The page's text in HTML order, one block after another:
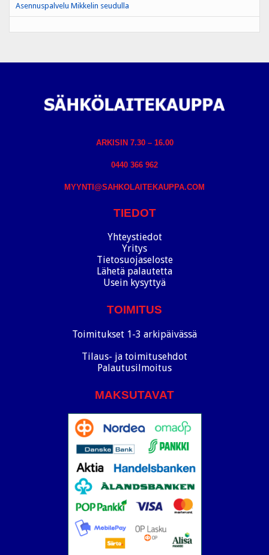
Asennuspalvelu Mikkelin seudulla
ARKISIN 7.30 – 16.00
0440 366 962
MYYNTI@SAHKOLAITEKAUPPA.COM
TIEDOT
Yhteystiedot
Yritys
Tietosuojaseloste
Lähetä palautetta
Usein kysyttyä
TOIMITUS
Toimitukset 1-3 arkipäivässä
Tilaus- ja toimitusehdot
Palautusilmoitus
MAKSUTAVAT